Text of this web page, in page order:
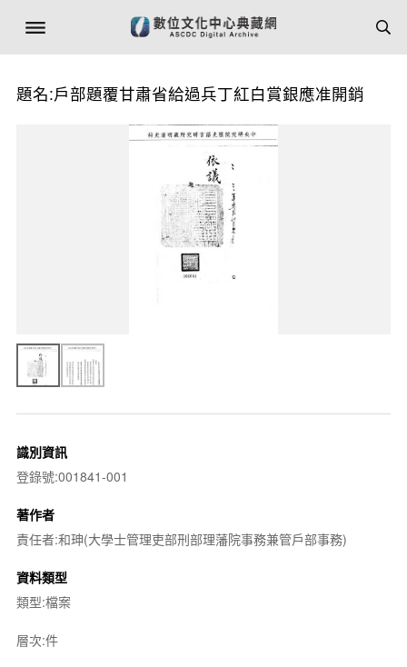
題名:戶部題覆甘肅省給過兵丁紅白賞銀應准開銷
識別資訊
登錄號:001841-001
著作者
責任者:和珅(大學士管理吏部刑部理藩院事務兼管戶部事務)
資料類型
類型:檔案
層次:件